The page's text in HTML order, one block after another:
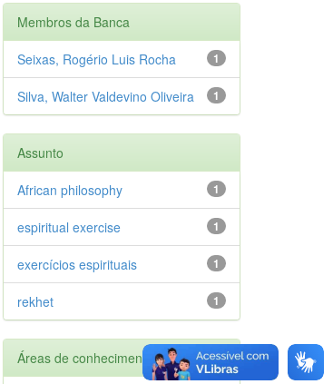
Membros da Banca
1
Seixas, Rogério Luis Rocha
1
Silva, Walter Valdevino Oliveira
Assunto
1
African philosophy
1
espiritual exercise
1
exercícios espirituais
1
rekhet
Áreas de conhecimento